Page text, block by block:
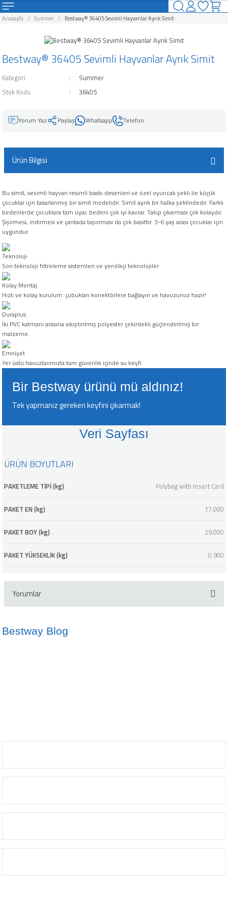
Geri Dön
Geri Dön
Ve Aksesuarları
ve Aksesuarları
Geri Dön
Geri Dön
ve Şişme Yataklar
Geri Dön
Geri Dön
Eğlence Ürünleri
Geri Dön
Kamp Ürünleri
Kamp Malzemeleri
Geri Dön
Anasayfa Summer Bestway® 36405 Sevimli Hayvanlar Ayrık Simit
Bestway® 36405 Sevimli Hayvanlar Ayrık Simit
Kategori
Summer
Stok Kodu
36405
Yorum Yaz Paylaş Whatsapp Telefon
Ürün Bilgisi
Bu simit, sevimli hayvan resimli baskı desenleri ve özel oyuncak şekli ile küçük
çocuklar için tasarlanmış bir simit modelidir. Simit ayrık bir halka şeklindedir. Farklı
bedenlerde çocuklara tam uyar, bedeni çok iyi kavrar. Takıp çıkarması çok kolaydır.
Şişirmesi, indirmesi ve çantada taşınması da çok basittir. 3-6 yaş arası çocuklar için
uygundur.
Teknoloji
Son teknoloji filtreleme sistemleri ve yenilikçi teknolojiler
Kolay Montaj
Hızlı ve kolay kurulum: çubukları konektörlere bağlayın ve havuzunuz hazır!
Duraplus
İki PVC katmanı arasına sıkıştırılmış polyester çekirdekli güçlendirilmiş bir
malzeme.
Emniyet
Yer üstü havuzlarımızla tam güvenlik içinde su keyfi.
Bir Bestway ürünü mü aldınız!
Tek yapmanız gereken keyfini çıkarmak!
Veri Sayfası
ÜRÜN BOYUTLARI
PAKETLEME TİPİ (kg) Polybag with Insert Card
PAKET EN (kg) 17.000
PAKET BOY (kg) 29.000
PAKET YÜKSEKLİK (kg) 0.900
Yorumlar
Bestway Blog